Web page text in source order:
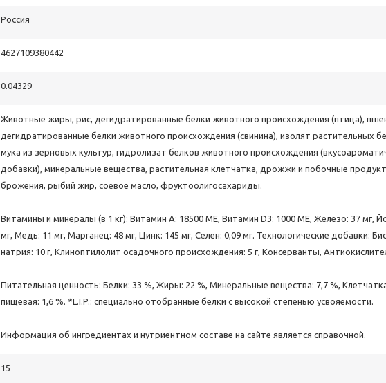
Poccия
4627109380442
0.04329
Животные жиры, рис, дегидратированные белки животного происхождения (птица),
дегидратированные белки животного происхождения (свинина), изолят растительных
мука из зерновых культур, гидролизат белков животного происхождения
добавки), минеральные вещества, растительная клетчатка, дрожжи и побочные
брожения, рыбий жир, соевое масло, фруктоолигосахариды.
Витамины и минералы (в 1 кг): Витамин A: 18500 ME, Витамин D3: 1000 ME, Железо: 37 мг,
мг, Медь: 11 мг, Марганец: 48 мг, Цинк: 145 мг, Ceлeн: 0,09 мг. Технологические добавки:
натрия: 10 г, Клиноптилолит осадочного происхождения: 5 г, Консерванты,
Питательная ценность: Белки: 33 %, Жиры: 22 %, Минеральные вещества: 7,7 %,
пищевая: 1,6 %. *L.I.P.: специально отобранные белки с высокой степенью усвояемости.
Информация об ингредиентах и нутриентном составе на сайте является справочной.
15